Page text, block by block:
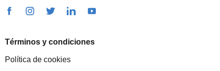
Términos y condiciones
Política de cookies